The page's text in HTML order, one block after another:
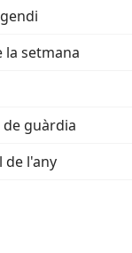
la setmana
de guàrdia
de l'any